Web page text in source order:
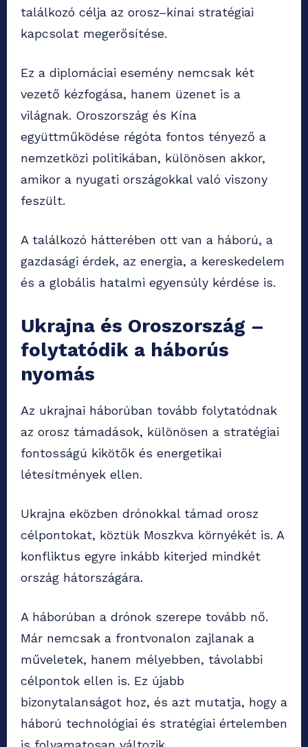
találkozó célja az orosz–kínai stratégiai
kapcsolat megerősítése.
Ez a diplomáciai esemény nemcsak két
vezető kézfogása, hanem üzenet is a
világnak. Oroszország és Kína
együttműködése régóta fontos tényező a
nemzetközi politikában, különösen akkor,
amikor a nyugati országokkal való viszony
feszült.
A találkozó hátterében ott van a háború, a
gazdasági érdek, az energia, a kereskedelem
és a globális hatalmi egyensúly kérdése is.
Ukrajna és Oroszország –
folytatódik a háborús
nyomás
Az ukrajnai háborúban tovább folytatódnak
az orosz támadások, különösen a stratégiai
fontosságú kikötők és energetikai
létesítmények ellen.
Ukrajna eközben drónokkal támad orosz
célpontokat, köztük Moszkva környékét is. A
konfliktus egyre inkább kiterjed mindkét
ország hátországára.
A háborúban a drónok szerepe tovább nő.
Már nemcsak a frontvonalon zajlanak a
műveletek, hanem mélyebben, távolabbi
célpontok ellen is. Ez újabb
bizonytalanságot hoz, és azt mutatja, hogy a
háború technológiai és stratégiai értelemben